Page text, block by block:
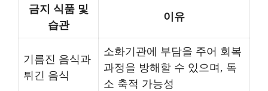
금지 식품 및
습관
이유
기름진 음식과
튀긴 음식
소화기관에 부담을 주어 회복
과정을 방해할 수 있으며, 독
소 축적 가능성